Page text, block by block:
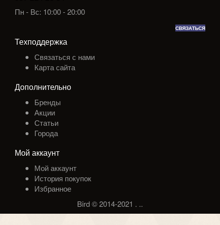
Пн - Вс: 10:00 - 20:00
СВЯЗАТЬСЯ
Техподдержка
Связаться с нами
Карта сайта
Дополнительно
Бренды
Акции
Статьи
Города
Мой аккаунт
Мой аккаунт
История покупок
Избранное
Bird © 2014-2021 . ..